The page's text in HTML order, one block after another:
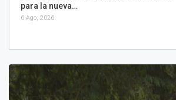
para la nueva…
6 Ago, 2026